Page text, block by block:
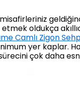
oldukça
Camlı Zigon
yer kaplar.
çok daha